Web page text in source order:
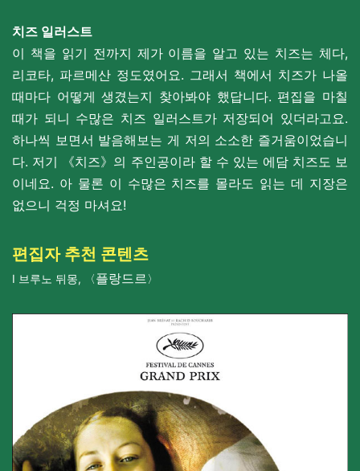
치즈 일러스트
이 책을 읽기 전까지 제가 이름을 알고 있는 치즈는 체다,
리코타, 파르메산 정도였어요. 그래서 책에서 치즈가 나올
때마다 어떻게 생겼는지 찾아봐야 했답니다. 편집을 마칠
때가 되니 수많은 치즈 일러스트가 저장되어 있더라고요.
하나씩 보면서 발음해보는 게 저의 소소한 즐거움이었습니
다. 저기
《치즈》의 주인공이라 할 수 있는 에담 치즈도 보
이네요. 아 물론 이 수많은 치즈를 몰라도 읽는 데 지장은
없으니 걱정 마셔요!
편집자 추천 콘텐츠
I 브루노 뒤몽, 〈플랑드르〉